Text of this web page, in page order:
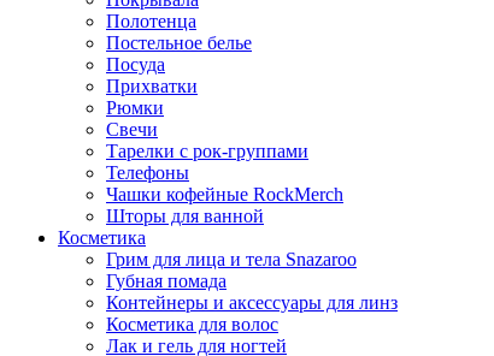
Полотенца
Постельное белье
Посуда
Прихватки
Рюмки
Свечи
Тарелки с рок-группами
Телефоны
Чашки кофейные RockMerch
Шторы для ванной
Косметика
Грим для лица и тела Snazaroo
Губная помада
Контейнеры и аксессуары для линз
Косметика для волос
Лак и гель для ногтей